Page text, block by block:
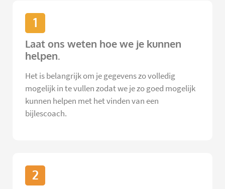
1
Laat ons weten hoe we je kunnen
helpen.
Het is belangrijk om je gegevens zo volledig
mogelijk in te vullen zodat we je zo goed mogelijk
kunnen helpen met het vinden van een
bijlescoach.
2